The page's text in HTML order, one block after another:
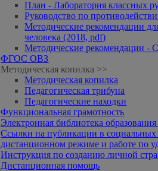
План - Лаборатория классных
Руководство по
Методические рекомендации
человека (2018, pdf)
Методические рекомендации -
ФГОС ОВЗ
Методическая копилка >>
Методическая копилка
Педагогическая трибуна
Педагогические находки
Функциональная грамотность
Электронная библиотека
Ссылки на публикации в социальных
дистанционном режиме и работе по
Инструкция по созданию личной
Дистанционная помощь